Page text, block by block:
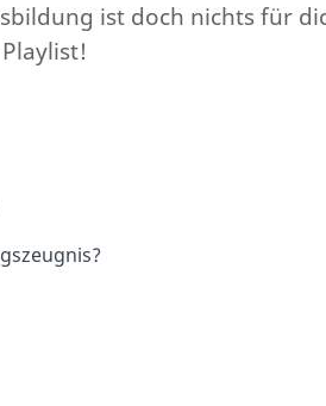
ist doch nichts für